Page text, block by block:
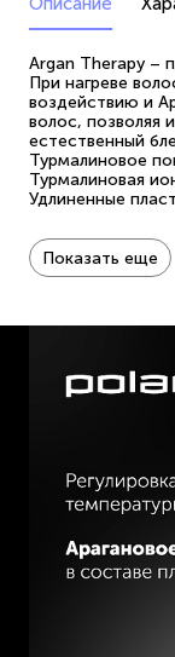
Argan Therapy –
При нагреве
воздействию и
волос, позволяя
естественный
Турмалиновое
Турмалиновая
Удлиненные
Шарнирное
Автоотключение
Покрытие Soft
Диаметр: 34 мм.
Готов к работе
Показать еще